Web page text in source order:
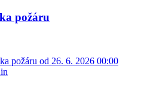
požáru
požáru od 26. 6. 2026 00:00